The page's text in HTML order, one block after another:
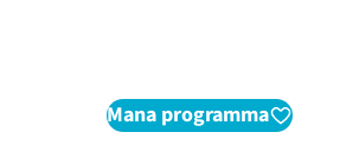
Mana programma